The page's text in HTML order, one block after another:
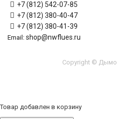
+7 (812) 542-07-85
+7 (812) 380-40-47
+7 (812) 380-41-39
Email: shop@nwflues.ru
Copyright ©
Товар добавлен в корзину